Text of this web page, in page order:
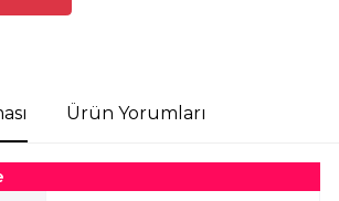
Ürün Yorumları